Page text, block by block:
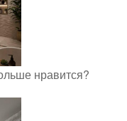
нравится?